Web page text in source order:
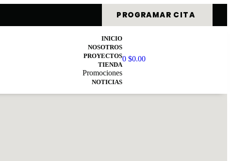
PROGRAMAR CITA
INICIO
NOSOTROS
PROYECTOS
TIENDA
Promociones
NOTICIAS
0 $0.00